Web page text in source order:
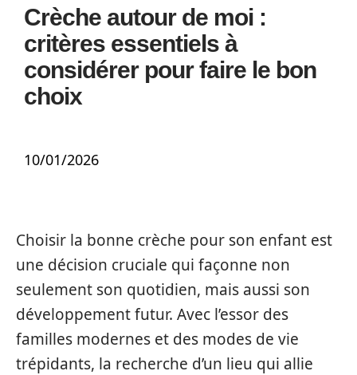
Crèche autour de moi :
critères essentiels à
considérer pour faire le bon
choix
10/01/2026
Choisir la bonne crèche pour son enfant est
une décision cruciale qui façonne non
seulement son quotidien, mais aussi son
développement futur. Avec l’essor des
familles modernes et des modes de vie
trépidants, la recherche d’un lieu qui allie